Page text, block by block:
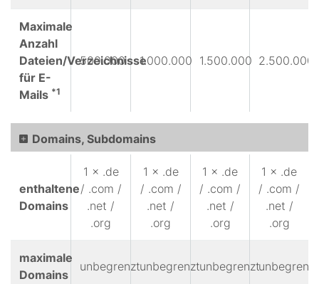
Maximale
Anzahl
Dateien/Verzeichnisse
für E-
Mails *1
500.000 1.000.000 1.500.000 2.500.000
Domains, Subdomains
enthaltene
Domains
1 × .de
/ .com /
.net /
.org
1 × .de
/ .com /
.net /
.org
1 × .de
/ .com /
.net /
.org
1 × .de
/ .com /
.net /
.org
maximale
Domains
unbegrenztunbegrenztunbegrenztunbegrenzt